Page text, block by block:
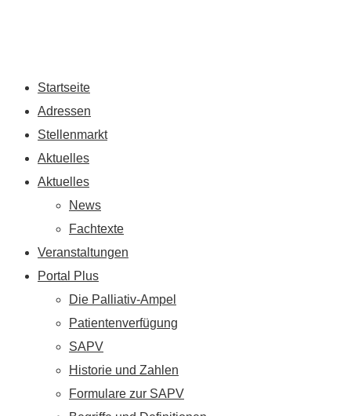
Startseite
Adressen
Stellenmarkt
Aktuelles
Aktuelles
News
Fachtexte
Veranstaltungen
Portal Plus
Die Palliativ-Ampel
Patientenverfügung
SAPV
Historie und Zahlen
Formulare zur SAPV